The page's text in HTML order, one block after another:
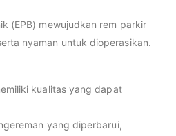
(EPB) mewujudkan rem parkir
nyaman untuk dioperasikan.
kualitas yang dapat
yang diperbarui,